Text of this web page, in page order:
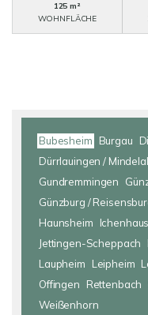
125 m²
WOHNFLÄCHE
Bubesheim Burgau
Dürrlauingen /
Gundremmingen
Günzburg /
Haunsheim
Jettingen-Scheppach
Laupheim
Leipheim
Offingen
Rettenbach
Weißenhorn